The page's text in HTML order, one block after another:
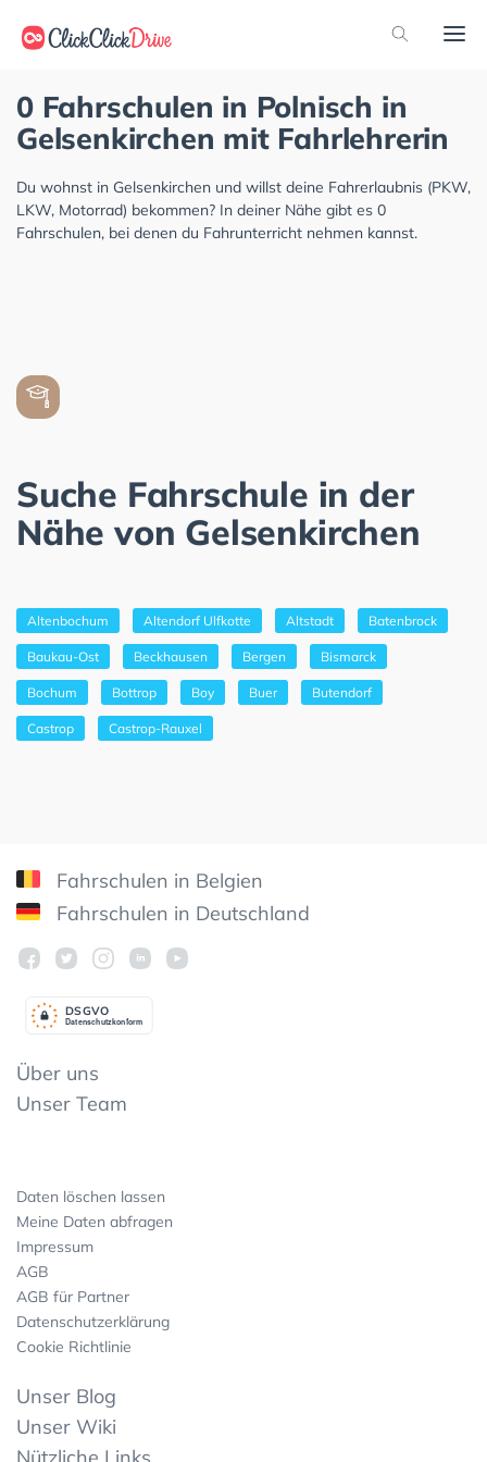
0 Fahrschulen in Polnisch in
Gelsenkirchen mit Fahrlehrerin
Du wohnst in Gelsenkirchen und willst deine Fahrerlaubnis (PKW,
LKW, Motorrad) bekommen? In deiner Nähe gibt es 0
Fahrschulen, bei denen du Fahrunterricht nehmen kannst.
Suche Fahrschule in der
Nähe von Gelsenkirchen
Altenbochum Altendorf Ulfkotte Altstadt Batenbrock
Baukau-Ost Beckhausen Bergen Bismarck
Bochum Bottrop Boy Buer Butendorf
Castrop Castrop-Rauxel
Fahrschulen in Belgien
Fahrschulen in Deutschland
Datenschutzkonform
DSGVO
Über uns
Unser Team
Daten löschen lassen
Meine Daten abfragen
Impressum
AGB
AGB für Partner
Datenschutzerklärung
Cookie Richtlinie
Unser Blog
Unser Wiki